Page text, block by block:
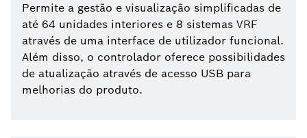
Permite a gestão e visualização simplificadas de
até 64 unidades interiores e 8 sistemas VRF
através de uma interface de utilizador funcional.
Além disso, o controlador oferece possibilidades
de atualização através de acesso USB para
melhorias do produto.